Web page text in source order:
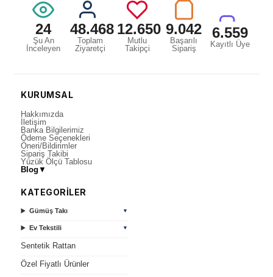
24
Şu An
İnceleyen
48.468
Toplam
Ziyaretçi
12.650
Mutlu
Takipçi
9.042
Başarılı
Sipariş
6.559
Kayıtlı Üye
KURUMSAL
Hakkımızda
İletişim
Banka Bilgilerimiz
Ödeme Seçenekleri
Öneri/Bildirimler
Sipariş Takibi
Yüzük Ölçü Tablosu
Blog ▼
KATEGORİLER
Gümüş Takı ▼
Ev Tekstili ▼
Sentetik Rattan
Özel Fiyatlı Ürünler